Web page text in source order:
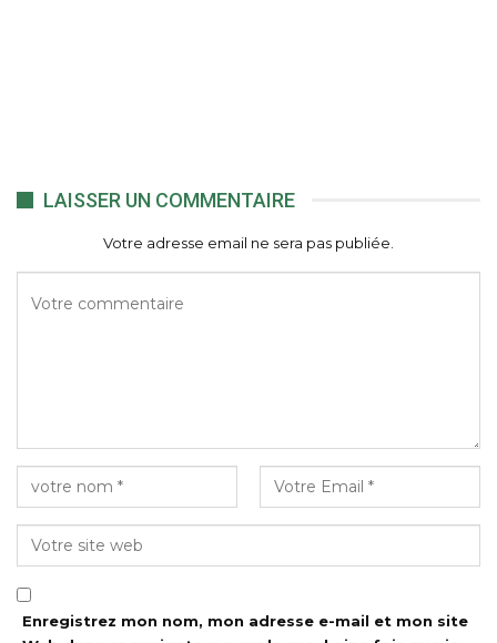
LAISSER UN COMMENTAIRE
Votre adresse email ne sera pas publiée.
Enregistrez mon nom, mon adresse e-mail et mon site